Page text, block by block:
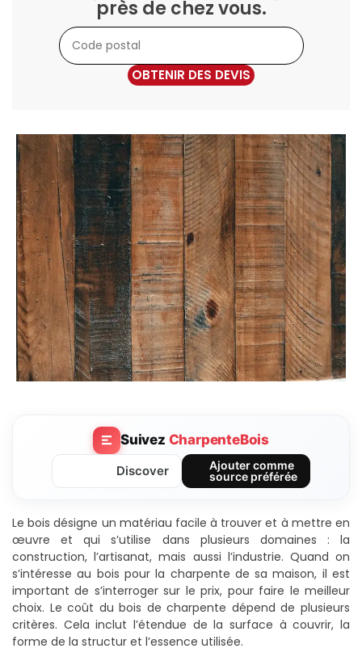
près de chez vous.
OBTENIR DES DEVIS
Suivez CharpenteBois
Discover
Ajouter comme
source préférée
Le bois désigne un matériau facile à trouver et à mettre en
œuvre et qui s’utilise dans plusieurs domaines : la
construction, l’artisanat, mais aussi l’industrie. Quand on
s’intéresse au bois pour la charpente de sa maison, il est
important de s’interroger sur le prix, pour faire le meilleur
choix. Le coût du bois de charpente dépend de plusieurs
critères. Cela inclut l’étendue de la surface à couvrir, la
forme de la structur et l’essence utilisée.